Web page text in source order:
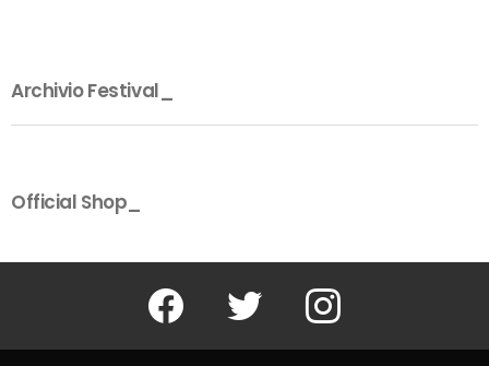
Archivio Festival_
Official Shop_
Facebook Twitter Instagram